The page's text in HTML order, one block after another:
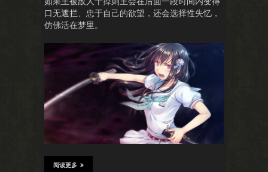
口无遮拦、忠于自己的欲望，还会选择性失忆，
仿佛活在梦里。
阅读更多